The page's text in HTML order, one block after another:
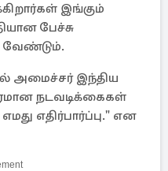
இங்கும்
பேச்சு
வேண்டும்.
அமைச்சர் இந்திய
நடவடிக்கைகள்
எதிர்பார்ப்பு." என